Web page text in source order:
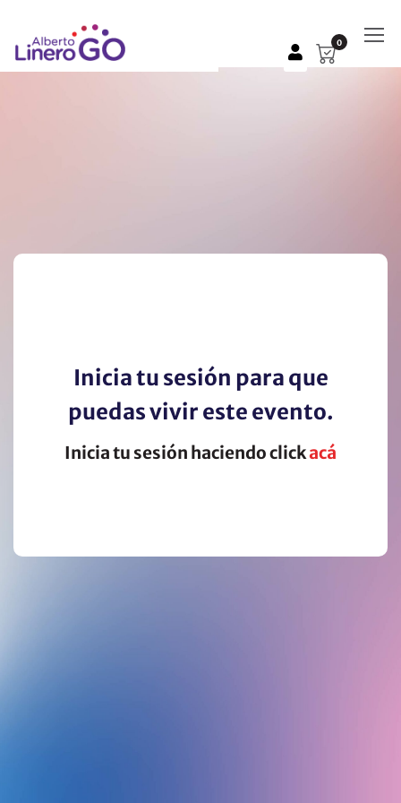
0
Inicia tu sesión para que
puedas vivir este evento.
Inicia tu sesión haciendo clickacá